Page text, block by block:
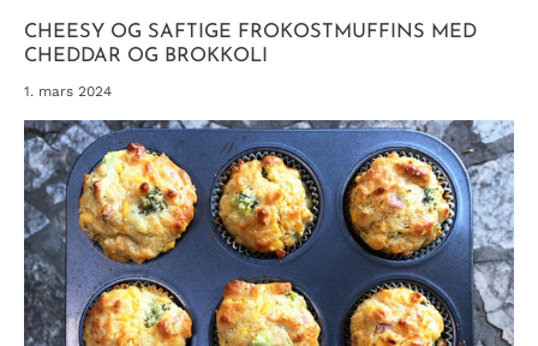
CHEESY OG SAFTIGE FROKOSTMUFFINS MED
CHEDDAR OG BROKKOLI
1. mars 2024